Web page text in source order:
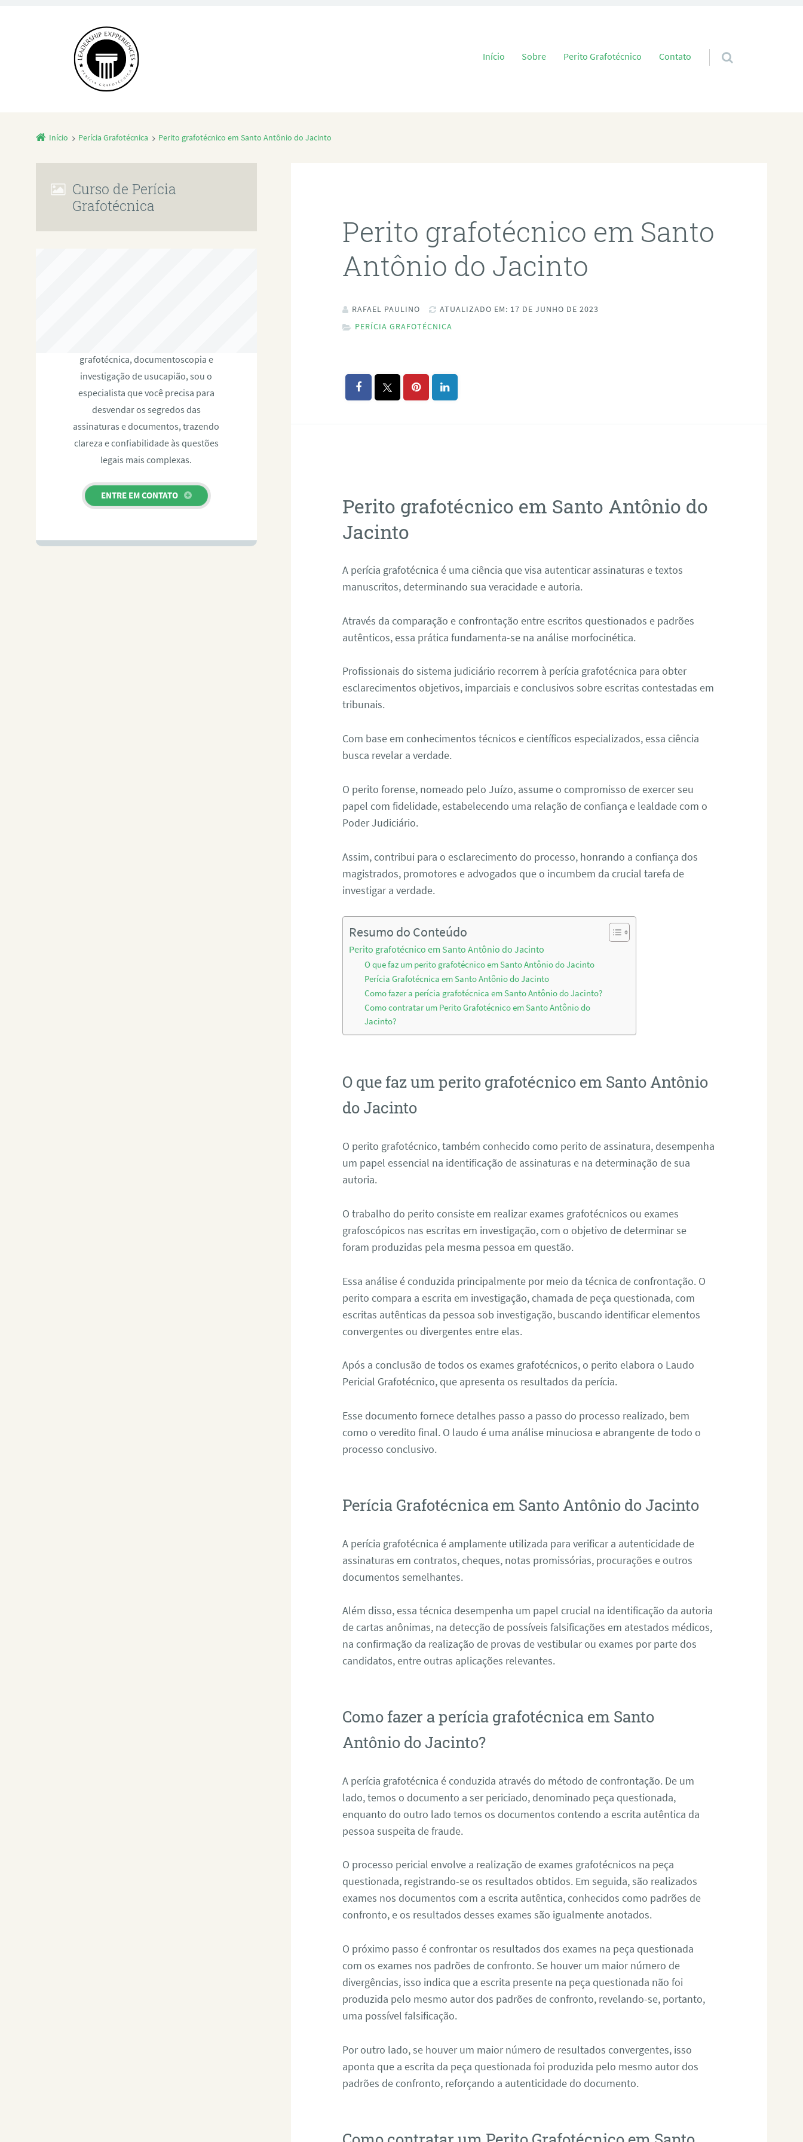
Pular para o conteúdo
Início Sobre Perito Grafotécnico Contato
Início Perícia Grafotécnica Perito grafotécnico em Santo Antônio do Jacinto
Perito grafotécnico em Santo
Antônio do Jacinto
RAFAEL PAULINO
ATUALIZADO EM: 17 DE JUNHO DE 2023
PERÍCIA GRAFOTÉCNICA
Perito grafotécnico em Santo Antônio do
Jacinto
A perícia grafotécnica é uma ciência que visa autenticar assinaturas e textos
manuscritos, determinando sua veracidade e autoria.
Através da comparação e confrontação entre escritos questionados e padrões
autênticos, essa prática fundamenta-se na análise morfocinética.
Profissionais do sistema judiciário recorrem à perícia grafotécnica para obter
esclarecimentos objetivos, imparciais e conclusivos sobre escritas contestadas em
tribunais.
Com base em conhecimentos técnicos e científicos especializados, essa ciência
busca revelar a verdade.
O perito forense, nomeado pelo Juízo, assume o compromisso de exercer seu
papel com fidelidade, estabelecendo uma relação de confiança e lealdade com o
Poder Judiciário.
Assim, contribui para o esclarecimento do processo, honrando a confiança dos
magistrados, promotores e advogados que o incumbem da crucial tarefa de
investigar a verdade.
Resumo do Conteúdo
Perito grafotécnico em Santo Antônio do Jacinto
O que faz um perito grafotécnico em Santo Antônio do Jacinto
Perícia Grafotécnica em Santo Antônio do Jacinto
Como fazer a perícia grafotécnica em Santo Antônio do Jacinto?
Como contratar um Perito Grafotécnico em Santo Antônio do
Jacinto?
O que faz um perito grafotécnico em Santo Antônio
do Jacinto
O perito grafotécnico, também conhecido como perito de assinatura, desempenha
um papel essencial na identificação de assinaturas e na determinação de sua
autoria.
O trabalho do perito consiste em realizar exames grafotécnicos ou exames
grafoscópicos nas escritas em investigação, com o objetivo de determinar se
foram produzidas pela mesma pessoa em questão.
Essa análise é conduzida principalmente por meio da técnica de confrontação. O
perito compara a escrita em investigação, chamada de peça questionada, com
escritas autênticas da pessoa sob investigação, buscando identificar elementos
convergentes ou divergentes entre elas.
Após a conclusão de todos os exames grafotécnicos, o perito elabora o Laudo
Pericial Grafotécnico, que apresenta os resultados da perícia.
Esse documento fornece detalhes passo a passo do processo realizado, bem
como o veredito final. O laudo é uma análise minuciosa e abrangente de todo o
processo conclusivo.
Perícia Grafotécnica em Santo Antônio do Jacinto
A perícia grafotécnica é amplamente utilizada para verificar a autenticidade de
assinaturas em contratos, cheques, notas promissórias, procurações e outros
documentos semelhantes.
Além disso, essa técnica desempenha um papel crucial na identificação da autoria
de cartas anônimas, na detecção de possíveis falsificações em atestados médicos,
na confirmação da realização de provas de vestibular ou exames por parte dos
candidatos, entre outras aplicações relevantes.
Como fazer a perícia grafotécnica em Santo
Antônio do Jacinto?
A perícia grafotécnica é conduzida através do método de confrontação. De um
lado, temos o documento a ser periciado, denominado peça questionada,
enquanto do outro lado temos os documentos contendo a escrita autêntica da
pessoa suspeita de fraude.
O processo pericial envolve a realização de exames grafotécnicos na peça
questionada, registrando-se os resultados obtidos. Em seguida, são realizados
exames nos documentos com a escrita autêntica, conhecidos como padrões de
confronto, e os resultados desses exames são igualmente anotados.
O próximo passo é confrontar os resultados dos exames na peça questionada
com os exames nos padrões de confronto. Se houver um maior número de
divergências, isso indica que a escrita presente na peça questionada não foi
produzida pelo mesmo autor dos padrões de confronto, revelando-se, portanto,
uma possível falsificação.
Por outro lado, se houver um maior número de resultados convergentes, isso
aponta que a escrita da peça questionada foi produzida pelo mesmo autor dos
padrões de confronto, reforçando a autenticidade do documento.
Curso de Perícia
Grafotécnica
grafotécnica, documentoscopia e
investigação de usucapião, sou o
especialista que você precisa para
desvendar os segredos das
assinaturas e documentos, trazendo
clareza e confiabilidade às questões
legais mais complexas.
ENTRE EM CONTATO